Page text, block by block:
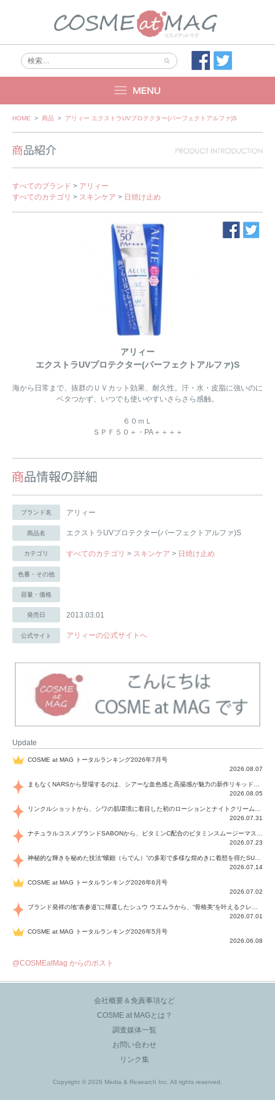
Skip
HOME > 商品 > アリィー エクストラUVプロテクター(パーフェクトアルファ)S
すべてのブランド > アリィー
すべてのカテゴリ > スキンケア > 日焼け止め
アリィー
エクストラUVプロテクター(パーフェクトアルファ)S
海から日常まで、抜群のＵＶカット効果、耐久性。汗・水・皮脂に強いのに
ベタつかず、いつでも使いやすいさらさら感触。
６０ｍＬ
ＳＰＦ５０＋・PA＋＋＋＋
ブランド名 アリィー
商品名 エクストラUVプロテクター(パーフェクトアルファ)S
カテゴリ すべてのカテゴリ > スキンケア > 日焼け止め
色番・その他
容量・価格
発売日 2013.03.01
公式サイト アリィーの公式サイトへ
Update
COSME at MAG トータルランキング2026年7月号
2026.08.07
2026.08.05
2026.07.31
2026.07.23
2026.07.14
COSME at MAG トータルランキング2026年6月号
2026.07.02
2026.07.01
COSME at MAG トータルランキング2026年5月号
2026.06.08
@COSMEatMag からのポスト
会社概要＆免責事項など
COSME at MAGとは？
調査媒体一覧
お問い合わせ
リンク集
Copyright © 2026 Media & Research Inc. All rights reserved.